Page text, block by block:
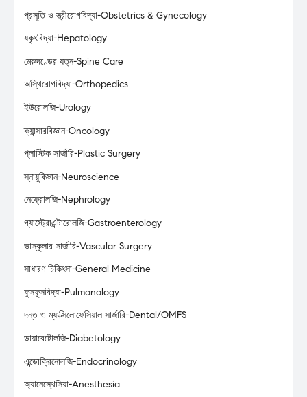
প্রসূতি ও স্ত্রীরোগবিদ্যা-Obstetrics & Gynecology
যকৃৎবিদ্যা-Hepatology
মেরুদণ্ডের যত্ন-Spine Care
অস্থিরোগবিদ্যা-Orthopedics
ইউরোলজি-Urology
ক্যান্সারবিজ্ঞান-Oncology
প্লাস্টিক সার্জারি-Plastic Surgery
স্নায়ুবিজ্ঞান-Neuroscience
নেফ্রোলজি-Nephrology
গ্যাস্ট্রোএন্টারোলজি-Gastroenterology
ভাস্কুলার সার্জারি-Vascular Surgery
সাধারণ চিকিৎসা-General Medicine
ফুসফুসবিদ্যা-Pulmonology
দন্ত ও ম্যাক্সিলোফেসিয়াল সার্জারি-Dental/OMFS
ডায়াবেটোলজি-Diabetology
এন্ডোক্রিনোলজি-Endocrinology
অ্যানেস্থেসিয়া-Anesthesia